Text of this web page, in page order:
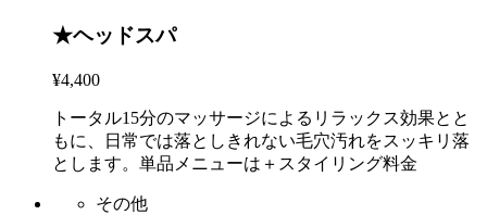
★ヘッドスパ
¥4,400
トータル15分のマッサージによるリラックス効果とと
もに、日常では落としきれない毛穴汚れをスッキリ落
とします。単品メニューは＋スタイリング料金
その他